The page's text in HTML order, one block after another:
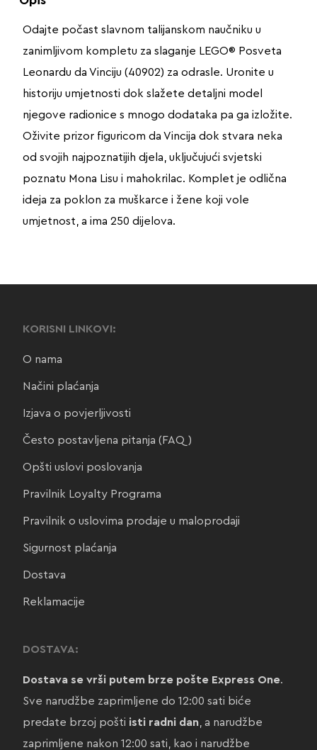
Odajte počast slavnom talijanskom naučniku u
zanimljivom kompletu za slaganje LEGO® Posveta
Leonardu da Vinciju (40902) za odrasle. Uronite u
historiju umjetnosti dok slažete detaljni model
njegove radionice s mnogo dodataka pa ga izložite.
Oživite prizor figuricom da Vincija dok stvara neka
od svojih najpoznatijih djela, uključujući svjetski
poznatu Mona Lisu i mahokrilac. Komplet je odlična
ideja za poklon za muškarce i žene koji vole
umjetnost, a ima 250 dijelova.
KORISNI LINKOVI:
O nama
Načini plaćanja
Izjava o povjerljivosti
Često postavljena pitanja (FAQ)
Opšti uslovi poslovanja
Pravilnik Loyalty Programa
Pravilnik o uslovima prodaje u maloprodaji
Sigurnost plaćanja
Dostava
Reklamacije
DOSTAVA:
Dostava se vrši putem brze pošte Express One.
Sve narudžbe zaprimljene do 12:00 sati biće
predate brzoj pošti isti radni dan, a narudžbe
zaprimljene nakon 12:00 sati, kao i narudžbe